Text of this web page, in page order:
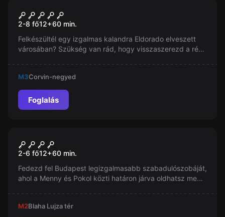
H-elldorádó
2-8 fő12+60 min.
Felkészültél egy izgalmas kalandra Eldorado elveszett
városában? Szükség van rád, hogy visszaszerezd a rég
M3Corvin-negyed
Foglalás
Új
Menny & Pokol
2-6 fő12+60 min.
Fedezd fel Budapest legizgalmasabb szabadulószobáját,
ahol a Menny és Pokol közti határon járva oldhatsz meg
élmény biztosan lázba hoz!
M2Blaha Lujza tér